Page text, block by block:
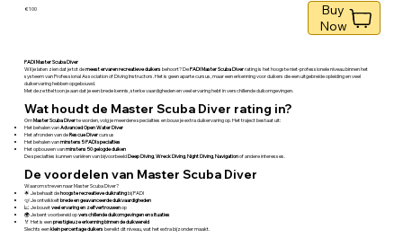
€ 100
Buy
Now
PADI Master Scuba Diver
Wil je laten zien dat je tot demeest ervaren recreatieve duikers behoort? DePADI Master Scuba Diverrating is het hoogste niet-professionele niveau binnen het
systeem van Professional Association of Diving Instructors. Het is geen aparte cursus, maar een erkenning voor duikers die een uitgebreide opleiding en veel
duikervaring hebben opgebouwd.
Met deze titel toon je aan dat je een brede kennis, sterke vaardigheden en veel ervaring hebt in verschillende duikomgevingen.
Wat houdt de Master Scuba Diver rating in?
OmMaster Scuba Diverte worden, volg je meerdere specialties en bouw je extra duikervaring op. Het traject bestaat uit:
Het behalen vanAdvanced Open Water Diver
Het afronden van deRescue Divercursus
Het behalen vanminstens 5 PADI specialties
Het opbouwen vanminstens 50 gelogde duiken
De specialties kunnen variëren van bijvoorbeeldDeep Diving Wreck Diving Night Diving Navigationof andere interesses.
De voordelen van Master Scuba Diver
Waarom streven naar Master Scuba Diver?
🌟 Je behaalt dehoogste recreatieve duikratingbij PADI
🤿 Je ontwikkeltbrede en geavanceerde duikvaardigheden
📈 Je bouwtveel ervaring en zelfvertrouwenop
🌍 Je bent voorbereid opverschillende duikomgevingen en situaties
🏅 Het is eenprestigieuze erkenning binnen de duikwereld
Slechts eenklein percentage duikers bereikt dit niveau, wat het extra bijzonder maakt.